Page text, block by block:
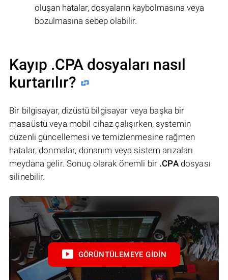
oluşan hatalar, dosyaların kaybolmasına veya
bozulmasına sebep olabilir.
Kayıp .CPA dosyaları nasıl
kurtarılır?
Bir bilgisayar, dizüstü bilgisayar veya başka bir
masaüstü veya mobil cihaz çalışırken, systemin
düzenli güncellemesi ve temizlenmesine rağmen
hatalar, donmalar, donanım veya sistem arızaları
meydana gelir. Sonuç olarak önemli bir .CPAdosyası
silinebilir.
GÖRÜNTÜLEMEYE GIDIN